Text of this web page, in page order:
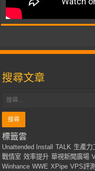
搜尋文章
標籤雲
Unattended Install TALK 生產力
戰情室 效率提升 華視新聞廣場
Winhance WWE XPipe VPS評測